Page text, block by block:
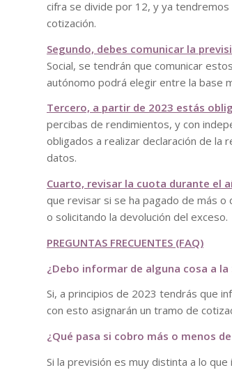
cifra se divide por 12, y ya
cotización.
Segundo, debes comunicar la
Social, se tendrán que comunicar
autónomo podrá elegir entre la base
Tercero, a partir de 2023 estás
percibas de rendimientos, y con
obligados a realizar declaración de la
datos.
Cuarto, revisar la cuota durante el
que revisar si se ha pagado de más o
o solicitando la devolución del exceso.
PREGUNTAS FRECUENTES (FAQ)
¿Debo informar de alguna cosa a la
Si, a principios de 2023 tendrás que
con esto asignarán un tramo de
¿Qué pasa si cobro más o menos
Si la previsión es muy distinta a lo